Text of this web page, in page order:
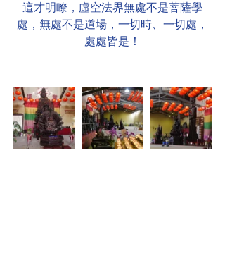
這才明瞭，虛空法界無處不是菩薩學
處，無處不是道場，一切時、一切處，
處處皆是！